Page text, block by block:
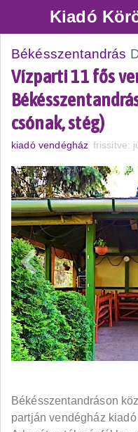
Kiadó
Békésszentandrás
Vízparti 11 fős
csónak, stég)
kiadó vendégház frissitve:
Békésszentandráson
partján vendégház